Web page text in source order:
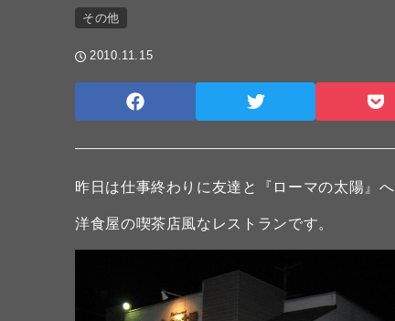
その他
2010.11.15
昨日は仕事終わりに友達と『ローマの太陽』へ
洋食屋の喫茶店風なレストランです。